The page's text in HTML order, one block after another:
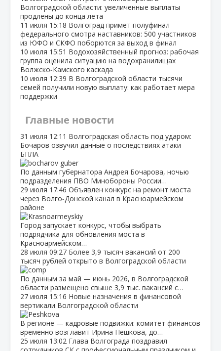
Волгоградской области: увеличенные выплаты
продлены до конца лета
11 июля 15:18 Волгоград примет полуфинал
федерального смотра наставников: 500 участников
из ЮФО и СКФО поборются за выход в финал
10 июля 15:51 Водохозяйственный прогноз: рабочая
группа оценила ситуацию на водохранилищах
Волжско‑Камского каскада
10 июля 12:39 В Волгоградской области тысячи
семей получили новую выплату: как работает мера
поддержки
Главные новости
31 июля 12:11 Волгоградская область под ударом:
Бочаров озвучил данные о последствиях атаки
БПЛА
По данным губернатора Андрея Бочарова, ночью
подразделения ПВО Минобороны России…
29 июля 17:46 Объявлен конкурс на ремонт моста
через Волго‑Донской канал в Красноармейском
районе
Город запускает конкурс, чтобы выбрать
подрядчика для обновления моста в
Красноармейском…
28 июля 09:27 Более 3,9 тысяч вакансий от 200
тысяч рублей открыто в Волгоградской области
По данным за май — июнь 2026, в Волгоградской
области размещено свыше 3,9 тыс. вакансий с…
27 июля 15:16 Новые назначения в финансовой
вертикали Волгоградской области
В регионе — кадровые подвижки: комитет финансов
временно возглавит Ирина Пешкова, до…
25 июля 13:02 Глава Волгограда поздравил